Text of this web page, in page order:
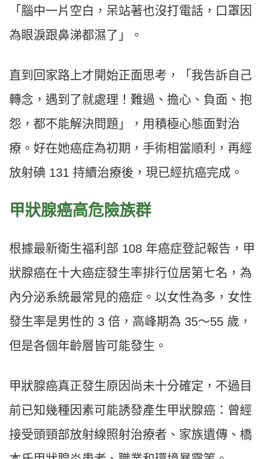
「腦中一片空白，呆站著也沒打電話，口罩因
為眼淚跟鼻涕都濕了」。
直到回家路上才開始正面思考，「我告訴自己
轉念，遇到了就處理！難過、擔心、負面、抱
怨，都不能解決問題」，用積極心態面對治
療。好在她癌症為初期，手術相當順利，再經
放射碘 131 持續治療後，現已經抗癌完成。
甲狀腺癌高危險族群
根據最新衛生福利部 108 年癌症登記報告，甲
狀腺癌在十大癌症發生率排行位居第七名，為
內分泌系統最常見的癌症。以女性為多，女性
發生率是男性的 3 倍，高峰期為 35〜55 歲，
但是各個年齡層皆可能發生。
甲狀腺癌真正發生原因尚未十分確定，不過目
前已知幾種因素可能誘發產生甲狀腺癌：曾經
接受頭頸部放射線照射治療者、家族遺傳、橋